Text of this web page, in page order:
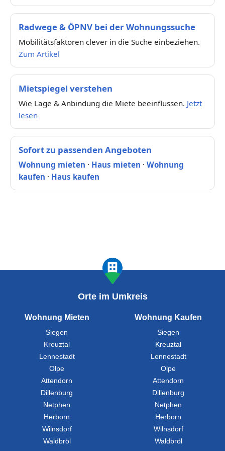
Radwege & ÖPNV bei der Wohnungssuche
Mobilitätsfaktoren clever in die Suche einbeziehen.
Zum Artikel
Mietspiegel verstehen
Wie Lage & Anbindung die Miete beeinflussen. Jetzt
lesen
Sofort zu passenden Angeboten
Wohnung mieten · Haus mieten · Wohnung
kaufen · Haus kaufen
Orte im Umkreis
Wohnung Mieten
Siegen
Kreuztal
Lennestadt
Olpe
Attendorn
Dillenburg
Netphen
Herborn
Wilnsdorf
Waldbröl
Wohnung Kaufen
Siegen
Kreuztal
Lennestadt
Olpe
Attendorn
Dillenburg
Netphen
Herborn
Wilnsdorf
Waldbröl